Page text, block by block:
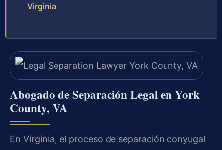
Virginia
Abogado de Separación Legal en York
County, VA
En Virginia, el proceso de separación conyugal